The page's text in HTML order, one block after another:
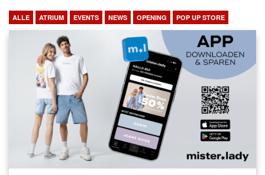
ALLE ATRIUM EVENTS NEWS OPENING POP UP STORE